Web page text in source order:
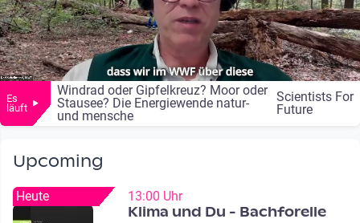
Es
läuft
Windrad oder Gipfelkreuz? Moor oder
Stausee? Die Energiewende natur-
und mensche
Scientists For
Future
Upcoming
Heute 13:00 Uhr
Klima und Du - Bachforelle